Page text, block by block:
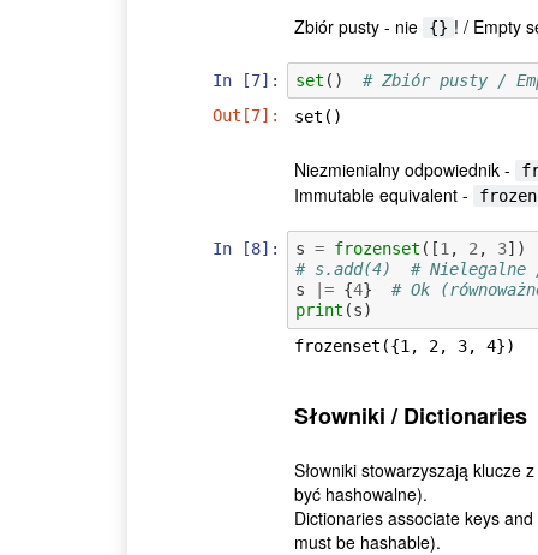
Zbiór pusty - nie {} ! / Empty
In [7]: set ()
# Zbiór pusty /
Out[7]:
set()
Niezmienialny odpowiednik -
Immutable equivalent -
In [8]: s = frozenset ([1 , 2 , 3])
# s.add(4)  #
s
|= {4}
# Ok
print (s)
Słowniki / Dictionaries
Słowniki stowarzyszają klucze
być hashowalne).
Dictionaries associate keys
must be hashable).